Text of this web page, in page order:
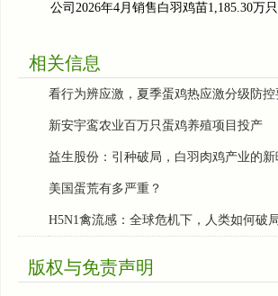
公司2026年4月销售白羽鸡苗1,185.30万
相关信息
看行为辨应激，夏季蛋鸡热应激分级防控
新安宇鸾农业百万只蛋鸡养殖项目投产
益生股份：引种破局，白羽肉鸡产业的新
美国蛋荒有多严重？
H5N1禽流感：全球危机下，人类如何破
版权与免责声明